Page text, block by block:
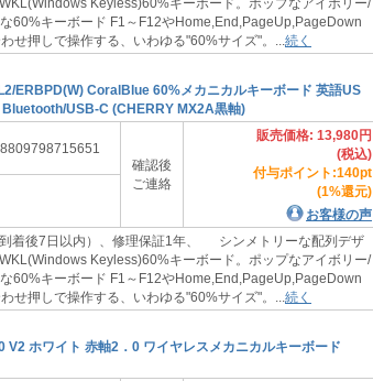
60%キーボード F1～F12やHome,End,PageUp,PageDown
せ押しで操作する、いわゆる"60%サイズ"。... 続く
ERBPD(W) CoralBlue 60%メカニカルキーボード 英語US
Bluetooth/USB-C (CHERRY MX2A黒軸)
確認後
ご連絡
販売価格: 13,980円
(税込)
付与ポイント:140pt
(1%還元)
お客様の声
着後7日以内）、修理保証1年、 シンメトリーな配列デザ
Keyless)60%キーボード。ポップなアイボリー/
60%キーボード F1～F12やHome,End,PageUp,PageDown
せ押しで操作する、いわゆる"60%サイズ"。... 続く
V2 ホワイト 赤軸2．0 ワイヤレスメカニカルキーボード